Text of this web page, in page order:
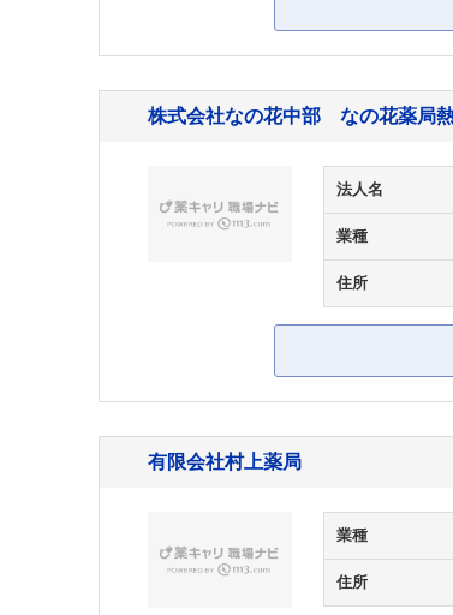
株式会社なの花中部 なの花薬局
法人名
業種
住所
有限会社村上薬局
業種
住所